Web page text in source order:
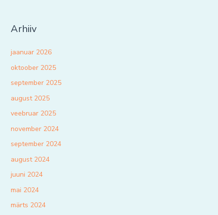
Arhiiv
jaanuar 2026
oktoober 2025
september 2025
august 2025
veebruar 2025
november 2024
september 2024
august 2024
juuni 2024
mai 2024
märts 2024